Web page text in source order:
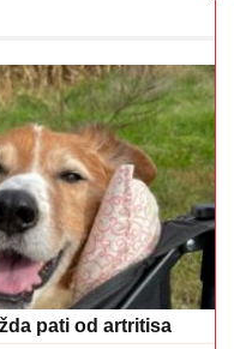
pati od artritisa